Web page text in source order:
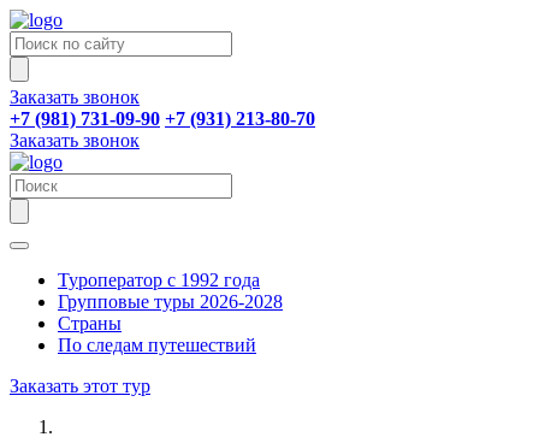
Заказать звонок
+7 (981) 731-09-90 +7 (931) 213-80-70
Заказать звонок
Туроператор с 1992 года
Групповые туры 2026-2028
Страны
По следам путешествий
Заказать этот тур